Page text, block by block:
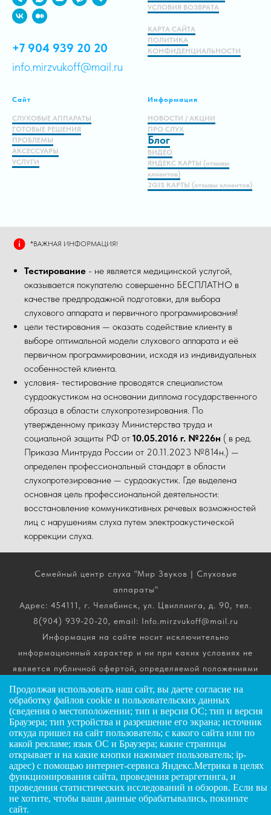
ЗАДАТЬ ВОПРОС
Продолжая использовать наш сайт, вы даете согласие на
обработку файлов cookie и пользовательских данных
(сведения о местоположении; тип и версия ОС; тип и версия
Браузера; тип устройства и разрешение его экрана; источник
откуда пришел на сайт пользователь; с какого сайта или по
какой рекламе; язык ОС и Браузера; какие страницы
открывает и на какие кнопки нажимает пользователь; ip-
адрес) с помощью интернет-сервиса Яндекс.Метрика в целях
функционирования сайта, проведения ретаргетинга, и
проведения статистических исследований и обзоров. Если вы
не хотите, чтобы ваши данные обрабатывались, покиньте
сайт.
+7 904 939 20 20
info.mirzvukoff@mail.ru
УСЛОВИЯ ВОЗВРАТА
КАРТА САЙТА
ПОЛИТИКА
КОНФИДЕНЦИАЛЬНОСТИ
Сайт
СЛУХОВЫЕ АППАРАТЫ
ГОТОВЫЕ РЕШЕНИЯ
ПРОБЛЕМЫ
АКСЕССУАРЫ
УСЛУГИ
Информация
НОВОСТИ / АКЦИИ
ПРО СЛУХ
Блог
ВИДЕО
ЯНДЕКС КАРТЫ (отзывы
клиентов)
2GIS КАРТЫ (отзывы клиентов)
*ВАЖНАЯ ИНФОРМАЦИЯ!
Тестирование - не является медицинской услугой,
оказывается покупателю совершенно БЕСПЛАТНО в
качестве предпродажной подготовки, для выбора
слухового аппарата и первичного программирования!
цели тестирования — оказать содействие клиенту в
выборе оптимальной модели слухового аппарата и её
первичном программировании, исходя из индивидуальных
особенностей клиента.
условия- тестирование проводятся специалистом
сурдоакустиком на основании диплома государственного
образца в области слухопротезирования. По
утвержденному приказу Министерства труда и
социальной защиты РФ от 10.05.2016 г. №226н ( в ред.
Приказа Минтруда России от 20.11.2023 №814н.) —
определен профессиональный стандарт в области
слухопротезирование — сурдоакустик. Где выделена
основная цель профессиональной деятельности:
восстановление коммуникативных речевых возможностей
лиц с нарушениям слуха путем электроакустической
коррекции слуха.
Семейный центр слуха "Мир Звуков | Слуховые
аппараты"
Адрес: 454111, г. Челябинск, ул. Цвиллинга, д. 90, тел.
8(904) 939-20-20, email: Info.mirzvukoff@mail.ru
Информация на сайте носит исключительно
информационный характер и ни при каких условиях не
является публичной офертой, определяемой положениями
ч. 2 ст. 437 Гражданского кодекса РФ. Получить
подробную информацию о стоимости, комплектации и
сроках выполнения услуг вы можете по телефону горячей
линии.
ИП Андриянов Анатолий Николаевич
ИНН: 025607445034
ОГРНИП: 323028000072885